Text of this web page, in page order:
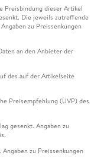
Preisbindung dieser Artikel
Die jeweils zutreffende
zu Preissenkungen
an den Anbieter der
des auf der Artikelseite
Preisempfehlung (UVP) des
gesenkt. Angaben zu
zu Preissenkungen